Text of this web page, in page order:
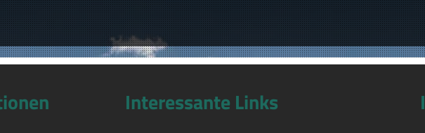
Interessante Links